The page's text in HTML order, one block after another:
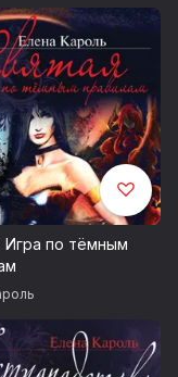
Игра по тёмным